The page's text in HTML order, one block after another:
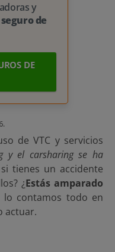
y
de
DE
.
de VTC y servicios
y el carsharing se ha
tienes un accidente
¿Estás amparado
lo contamos todo en
actuar.